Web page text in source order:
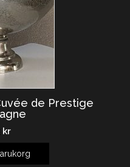
de Prestige
kr